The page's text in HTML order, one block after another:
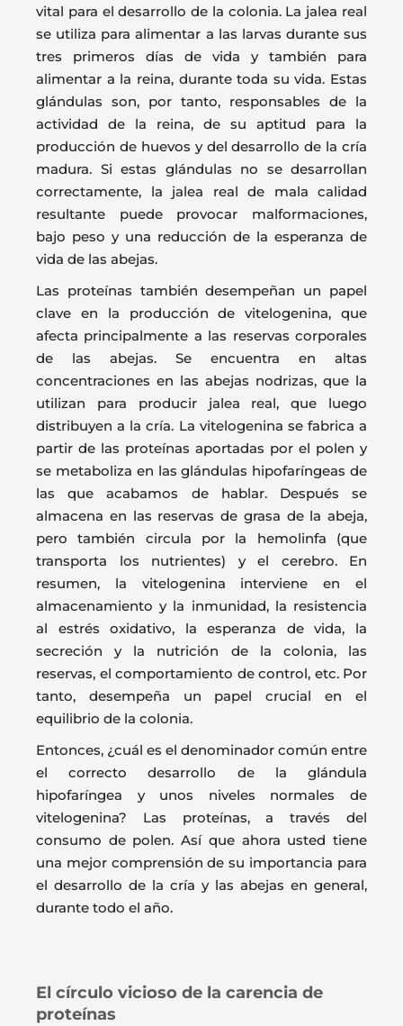
vital para el desarrollo de la colonia. La jalea real
se utiliza para alimentar a las larvas durante sus
tres primeros días de vida y también para
alimentar a la reina, durante toda su vida. Estas
glándulas son, por tanto, responsables de la
actividad de la reina, de su aptitud para la
producción de huevos y del desarrollo de la cría
madura. Si estas glándulas no se desarrollan
correctamente, la jalea real de mala calidad
resultante puede provocar malformaciones,
bajo peso y una reducción de la esperanza de
vida de las abejas.
Las proteínas también desempeñan un papel
clave en la producción de vitelogenina, que
afecta principalmente a las reservas corporales
de las abejas. Se encuentra en altas
concentraciones en las abejas nodrizas, que la
utilizan para producir jalea real, que luego
distribuyen a la cría. La vitelogenina se fabrica a
partir de las proteínas aportadas por el polen y
se metaboliza en las glándulas hipofaríngeas de
las que acabamos de hablar. Después se
almacena en las reservas de grasa de la abeja,
pero también circula por la hemolinfa (que
transporta los nutrientes) y el cerebro. En
resumen, la vitelogenina interviene en el
almacenamiento y la inmunidad, la resistencia
al estrés oxidativo, la esperanza de vida, la
secreción y la nutrición de la colonia, las
reservas, el comportamiento de control, etc. Por
tanto, desempeña un papel crucial en el
equilibrio de la colonia.
Entonces, ¿cuál es el denominador común entre
el correcto desarrollo de la glándula
hipofaríngea y unos niveles normales de
vitelogenina? Las proteínas, a través del
consumo de polen. Así que ahora usted tiene
una mejor comprensión de su importancia para
el desarrollo de la cría y las abejas en general,
durante todo el año.
El círculo vicioso de la carencia de
proteínas